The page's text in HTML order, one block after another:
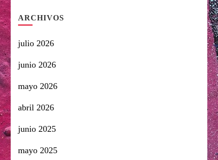
ARCHIVOS
julio 2026
junio 2026
mayo 2026
abril 2026
junio 2025
mayo 2025